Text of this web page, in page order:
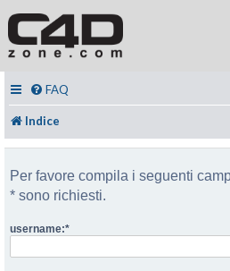
FAQ
Indice
Per favore compila i seguenti
* sono richiesti.
username: